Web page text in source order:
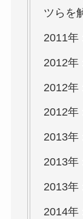
ツらを
2011年
2012年
2012年
2012年
2013年
2013年
2013年
2014年